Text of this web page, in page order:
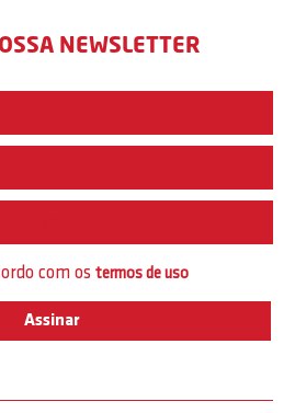
NEWSLETTER
com os termos de uso